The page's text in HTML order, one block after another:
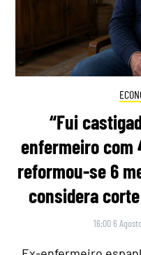
“Fui
enfermeiro com
reformou-se 6
considera
16:00 6